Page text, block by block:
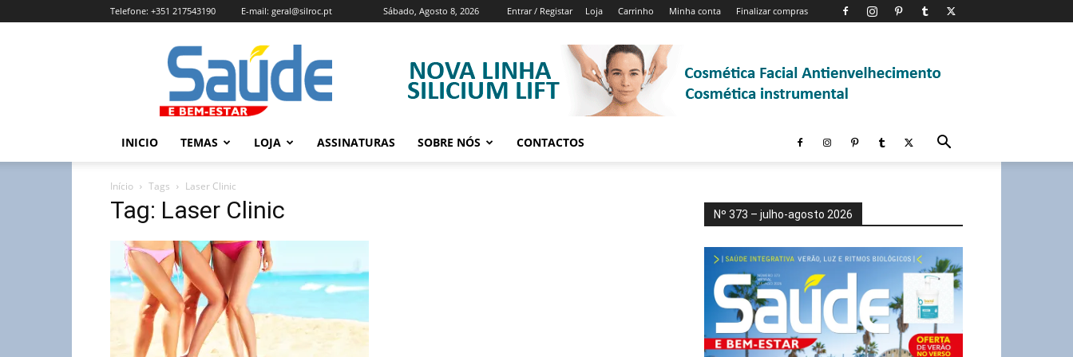
Sábado, Agosto 8, 2026 Entrar / Registar Loja Carrinho Minha conta Finalizar compras
Telefone: +351 217543190 E-mail: geral@silroc.pt
Revista
Saúde
e
Bem
Estar
Edição
INICIO TEMAS LOJA ASSINATURAS SOBRE NÓS CONTACTOS
Início Tags Laser Clinic
Tag: Laser Clinic Nº 373 – julho-agosto 2026